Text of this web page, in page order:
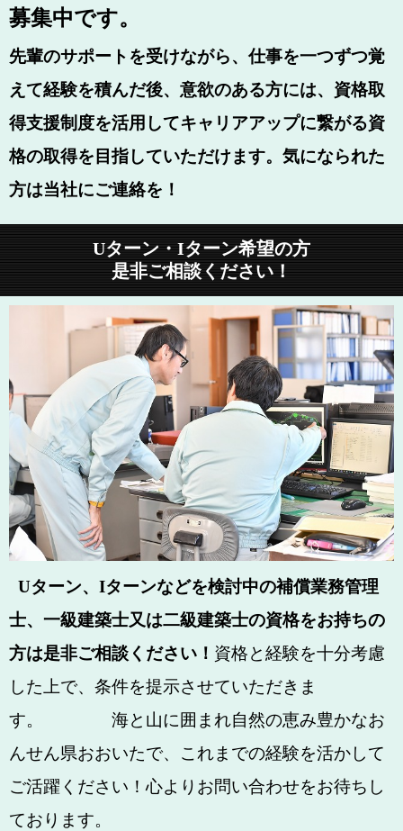
募集中です。
先輩のサポートを受けながら、仕事を一つずつ覚
えて経験を積んだ後、 意欲のある方には、資格取
得支援制度を活用してキャリアアップに繋がる資
格の取得を目指していただけます。 気になられた
方は当社にご連絡を！
Uターン・Iターン希望の方
是非ご相談ください！
Uターン、Iターンなどを検討中の補償業務管理
士、一級建築士又は二級建築士の資格をお持ちの
方は是非ご相談ください！ 資格と経験を十分考慮
した上で、条件を提示させていただきま
す。 海と山に囲まれ自然の恵み豊かなお
んせん県おおいたで、これまでの経験を活かして
ご活躍ください！心よりお問い合わせをお待ちし
ております。